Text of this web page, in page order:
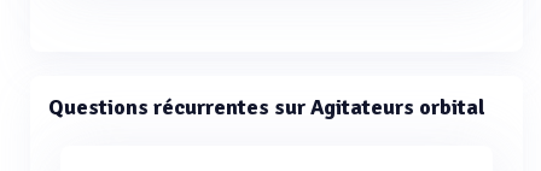
Questions récurrentes sur Agitateurs orbital